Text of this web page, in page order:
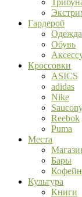
Гардероб
Одежда
Обувь
Кроссовки
ASICS
adidas
Nike
Reebok
Puma
Места
Бары
Культура
Книги